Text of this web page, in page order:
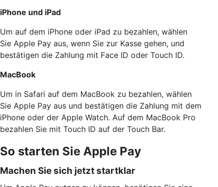
iPhone und iPad
Um auf dem iPhone oder iPad zu bezahlen, wählen
Sie Apple Pay aus, wenn Sie zur Kasse gehen, und
bestätigen die Zahlung mit Face ID oder Touch ID.
MacBook
Um in Safari auf dem MacBook zu bezahlen, wählen
Sie Apple Pay aus und bestätigen die Zahlung mit dem
iPhone oder der Apple Watch. Auf dem MacBook Pro
bezahlen Sie mit Touch ID auf der Touch Bar.
So starten Sie Apple Pay
Machen Sie sich jetzt startklar